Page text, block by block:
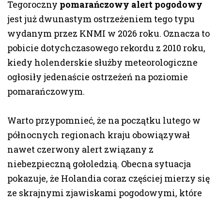
Tegoroczny pomarańczowy alert pogodowy
jest już dwunastym ostrzeżeniem tego typu
wydanym przez KNMI w 2026 roku. Oznacza to
pobicie dotychczasowego rekordu z 2010 roku,
kiedy holenderskie służby meteorologiczne
ogłosiły jedenaście ostrzeżeń na poziomie
pomarańczowym.
Warto przypomnieć, że na początku lutego w
północnych regionach kraju obowiązywał
nawet czerwony alert związany z
niebezpieczną gołoledzią. Obecna sytuacja
pokazuje, że Holandia coraz częściej mierzy się
ze skrajnymi zjawiskami pogodowymi, które